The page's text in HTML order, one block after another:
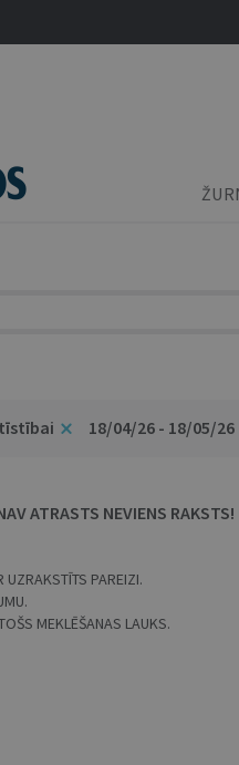
18/04/26 - 18/05/26
ATRASTS NEVIENS RAKSTS!
UZRAKSTĪTS PAREIZI.
MEKLĒŠANAS LAUKS.